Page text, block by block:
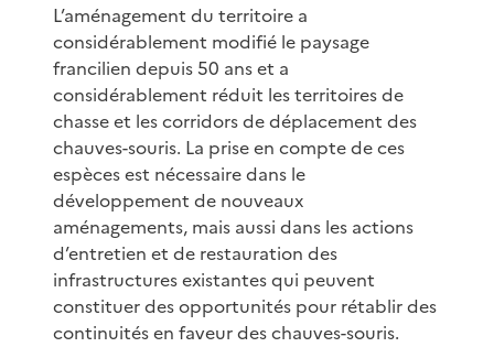
L’aménagement du territoire a
considérablement modifié le paysage
francilien depuis 50 ans et a
considérablement réduit les territoires de
chasse et les corridors de déplacement des
chauves-souris. La prise en compte de ces
espèces est nécessaire dans le
développement de nouveaux
aménagements, mais aussi dans les actions
d’entretien et de restauration des
infrastructures existantes qui peuvent
constituer des opportunités pour rétablir des
continuités en faveur des chauves-souris.